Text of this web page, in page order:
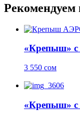
Рекомендуем
«Крепыш» с
3 550 сом
«Крепыш» с